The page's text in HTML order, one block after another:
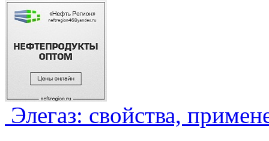
Элегаз: свойства,